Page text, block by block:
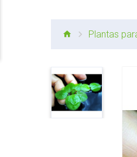
Plantas